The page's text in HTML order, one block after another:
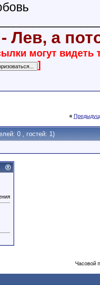
Лев, а
могут видеть
]
«
0 , гостей: 1)
Часовой